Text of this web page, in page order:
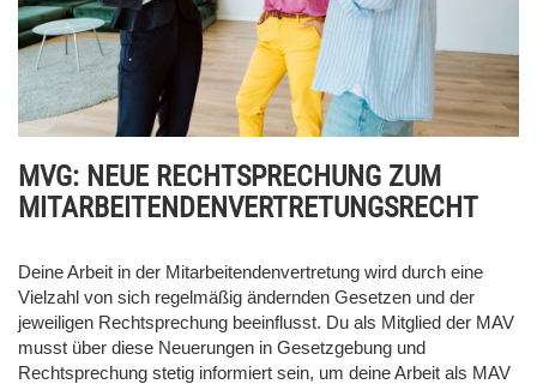
MVG: NEUE RECHTSPRECHUNG ZUM
MITARBEITENDENVERTRETUNGSRECHT
Deine Arbeit in der Mitarbeitendenvertretung wird durch eine
Vielzahl von sich regelmäßig ändernden Gesetzen und der
jeweiligen Rechtsprechung beeinflusst. Du als Mitglied der MAV
musst über diese Neuerungen in Gesetzgebung und
Rechtsprechung stetig informiert sein, um deine Arbeit als MAV